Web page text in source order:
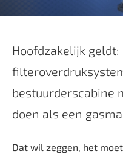
Hoofdzakelijk geldt:
bestuurderscabine
doen als een
Dat wil zeggen, het